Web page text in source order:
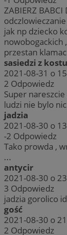
ZABIERZ
jak np dziecko
nowobogackich
przestan
sasiedzi z
2021-08-31 o
2 Odpowiedz
Super
ludzi nie bylo
jadzia
2021-08-30 o
-2 Odpowiedz
Tako prowda ,
...
antycir
2021-08-30 o
3 Odpowiedz
jadzia gorolico
gość
2021-08-30 o
2 Odpowiedz